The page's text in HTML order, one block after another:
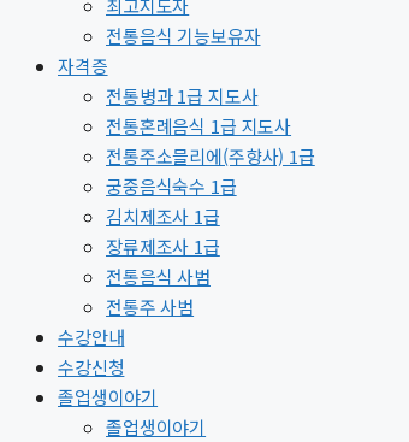
최고지도자
전통음식 기능보유자
자격증
전통병과 1급 지도사
전통혼례음식 1급 지도사
전통주소믈리에(주향사) 1급
궁중음식숙수 1급
김치제조사 1급
장류제조사 1급
전통음식 사범
전통주 사범
수강안내
수강신청
졸업생이야기
졸업생이야기